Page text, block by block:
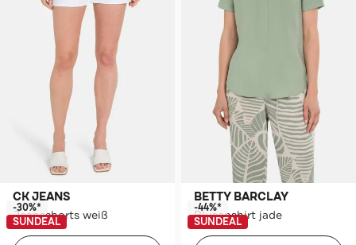
CK JEANS
Jeansshorts weiß
-30%*
SUNDEAL
BETTY BARCLAY
Blusenshirt jade
-44%*
SUNDEAL